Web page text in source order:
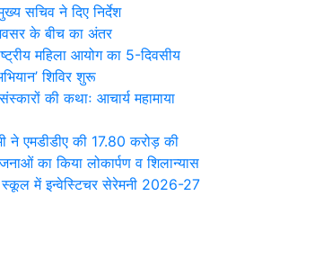
सचिव ने दिए निर्देश
के बीच का अंतर
महिला आयोग का 5-दिवसीय
शिविर शुरू
की कथाः आचार्य महामाया
ने एमडीडीए की 17.80 करोड़ की
का किया लोकार्पण व शिलान्यास
स्कूल में इन्वेस्टिचर सेरेमनी 2026-27